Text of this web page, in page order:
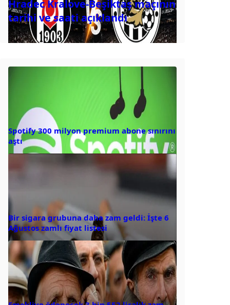
Hradec Kralove-Beşiktaş maçının
tarihi ve saati açıklandı
Spotify 300 milyon premium abone sınırını
aştı
Bir sigara grubuna daha zam geldi: İşte 6
Ağustos zamlı fiyat listesi